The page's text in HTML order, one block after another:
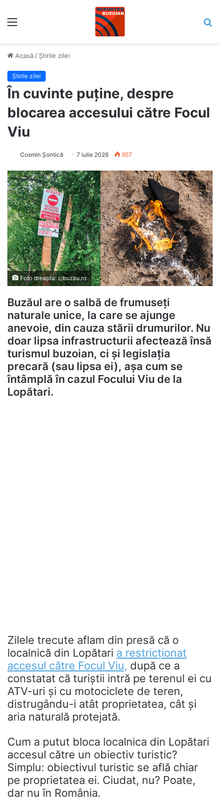
Acasă / Știrile zilei
Știrile zilei
În cuvinte puține, despre
blocarea accesului către Focul
Viu
Cosmin Șontică 7 iulie 2026 957
Foto dreapta: cjbuzau.ro
Buzăul are o salbă de frumuseți
naturale unice, la care se ajunge
anevoie, din cauza stării drumurilor. Nu
doar lipsa infrastructurii afectează însă
turismul buzoian, ci și legislația
precară (sau lipsa ei), așa cum se
întâmplă în cazul Focului Viu de la
Lopătari.
Zilele trecute aflam din presă că o
localnică din Lopătari a restricționat
accesul către Focul Viu, după ce a
constatat că turiștii intră pe terenul ei cu
ATV-uri și cu motociclete de teren,
distrugându-i atât proprietatea, cât și
aria naturală protejată.
Cum a putut bloca localnica din Lopătari
accesul către un obiectiv turistic?
Simplu: obiectivul turistic se află chiar
pe proprietatea ei. Ciudat, nu? Poate,
dar nu în România.